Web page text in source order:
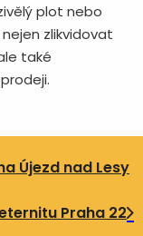
plot nebo
zlikvidovat
také
Újezd nad Lesy
Praha 22